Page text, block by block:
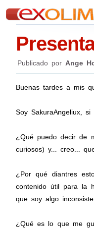
Publicado por Ange
Buenas tardes a mis
Soy SakuraAngeliux,
¿Qué puedo decir de
curiosos) y... creo...
¿Por qué diantres
contenido útil para la
que soy algo
¿Qué es lo que me